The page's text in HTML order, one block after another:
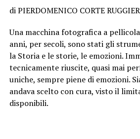
di PIERDOMENICO CORTE
Una macchina fotografica a
anni, per secoli, sono stati gli
la Storia e le storie, le emozioni.
tecnicamente riuscite, quasi mai
uniche, sempre piene di emozioni.
andava scelto con cura, visto il
disponibili.